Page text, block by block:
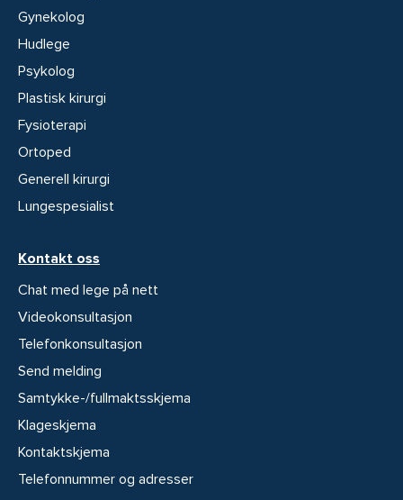
Gynekolog
Hudlege
Psykolog
Plastisk kirurgi
Fysioterapi
Ortoped
Generell kirurgi
Lungespesialist
Kontakt oss
Chat med lege på nett
Videokonsultasjon
Telefonkonsultasjon
Send melding
Samtykke-/fullmaktsskjema
Klageskjema
Kontaktskjema
Telefonnummer og adresser